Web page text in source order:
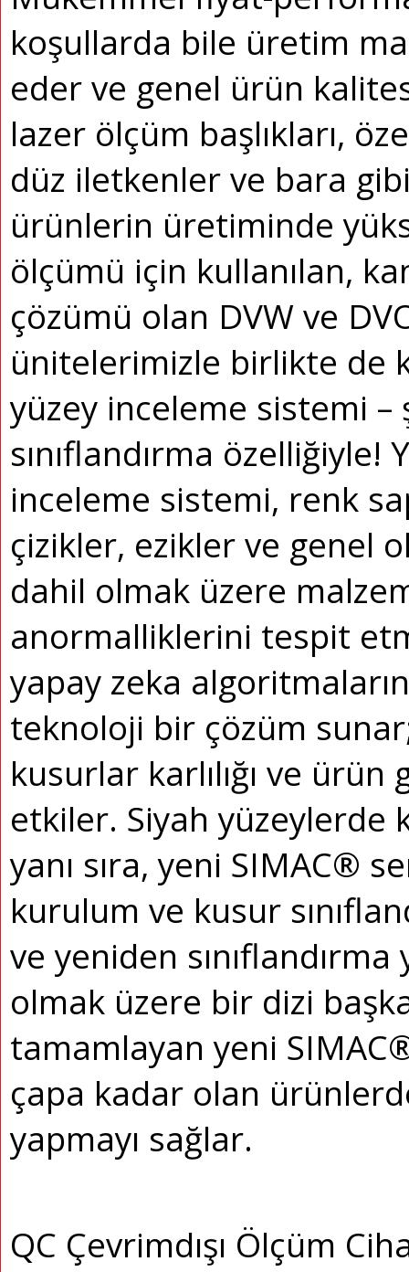
koşullarda bile üretim
eder ve genel ürün
lazer ölçüm başlıkları,
düz iletkenler ve bara
ürünlerin üretiminde
ölçümü için kullanılan,
çözümü olan DVW ve
ünitelerimizle birlikte de
yüzey inceleme sistemi
sınıflandırma özelliğiyle!
inceleme sistemi, renk
çizikler, ezikler ve genel
dahil olmak üzere
anormalliklerini tespit
yapay zeka
teknoloji bir çözüm
kusurlar karlılığı ve
etkiler. Siyah yüzeylerde
yanı sıra, yeni SIMAC®
kurulum ve kusur
ve yeniden
olmak üzere bir dizi
tamamlayan yeni
çapa kadar olan
yapmayı sağlar.
QC Çevrimdışı Ölçüm